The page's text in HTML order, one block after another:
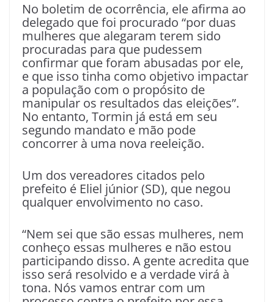
No boletim de ocorrência, ele afirma ao
delegado que foi procurado “por duas
mulheres que alegaram terem sido
procuradas para que pudessem
confirmar que foram abusadas por ele,
e que isso tinha como objetivo impactar
a população com o propósito de
manipular os resultados das eleições”.
No entanto, Tormin já está em seu
segundo mandato e mão pode
concorrer à uma nova reeleição.
Um dos vereadores citados pelo
prefeito é Eliel júnior (SD), que negou
qualquer envolvimento no caso.
“Nem sei que são essas mulheres, nem
conheço essas mulheres e não estou
participando disso. A gente acredita que
isso será resolvido e a verdade virá à
tona. Nós vamos entrar com um